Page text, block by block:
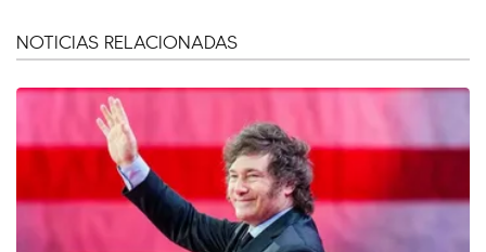
NOTICIAS RELACIONADAS